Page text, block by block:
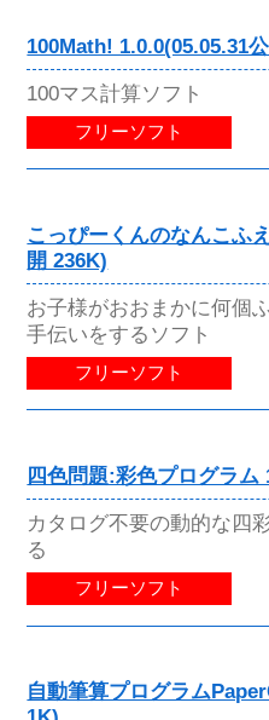
100Math! 1.0.0(05.05.31
100マス計算ソフト
フリーソフト
こっぴーくんのなんこふ
開 236K)
お子様がおおまかに何個
手伝いをするソフト
フリーソフト
四色問題:彩色プログラム
カタログ不要の動的な四
る
フリーソフト
自動筆算プログラム